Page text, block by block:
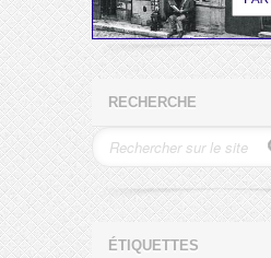
RECHERCHE
ÉTIQUETTES